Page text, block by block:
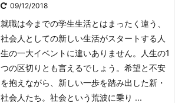
09/12/2018
就職は今までの学生生活とはまったく違う、
社会人としての新しい生活がスタートする人
生の一大イベントに違いありません。人生の1
つの区切りとも言えるでしょう。希望と不安
を抱えながら、新しい一歩を踏み出した新・
社会人たち。社会という荒波に乗り ...